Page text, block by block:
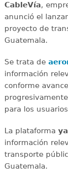
CableVía,
anunció el
proyecto de
Guatemala.
Se trata de
información
conforme
para los
La plataforma
información
transporte
Guatemala.